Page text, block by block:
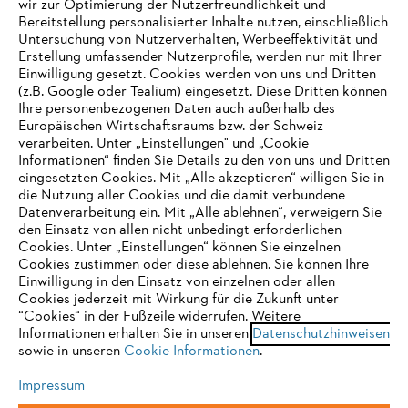
Häufig gestellte Fragen
Support
Datenschutz Impressum Cookies
Rechtliche Informationen
STIHL VERTRIEBS AG, 8617 Mönchaltorf
IHR BROWSER WIRD NICHT
UNTERSTÜTZT
Sie nutzen einen Browser, den wir noch nicht unterstützen. Für
eine optimale Nutzung unserer Seite empfehlen wir Ihnen, zu
einem der folgenden Browser zu wechseln:
wir zur Optimierung der Nutzerfreundlichkeit und
Bereitstellung personalisierter Inhalte nutzen, einschließlich
Untersuchung von Nutzerverhalten, Werbeeffektivität und
Erstellung umfassender Nutzerprofile, werden nur mit Ihrer
Einwilligung gesetzt. Cookies werden von uns und Dritten
(z.B. Google oder Tealium) eingesetzt. Diese Dritten können
Ihre personenbezogenen Daten auch außerhalb des
Europäischen Wirtschaftsraums bzw. der Schweiz
verarbeiten. Unter „Einstellungen" und „Cookie
Informationen“ finden Sie Details zu den von uns und Dritten
eingesetzten Cookies. Mit „Alle akzeptieren“ willigen Sie in
die Nutzung aller Cookies und die damit verbundene
Datenverarbeitung ein. Mit „Alle ablehnen“, verweigern Sie
den Einsatz von allen nicht unbedingt erforderlichen
Cookies. Unter „Einstellungen“ können Sie einzelnen
Cookies zustimmen oder diese ablehnen. Sie können Ihre
Einwilligung in den Einsatz von einzelnen oder allen
Cookies jederzeit mit Wirkung für die Zukunft unter
“Cookies“ in der Fußzeile widerrufen. Weitere
Informationen erhalten Sie in unseren Datenschutzhinweisen
sowie in unseren Cookie Informationen.
Impressum